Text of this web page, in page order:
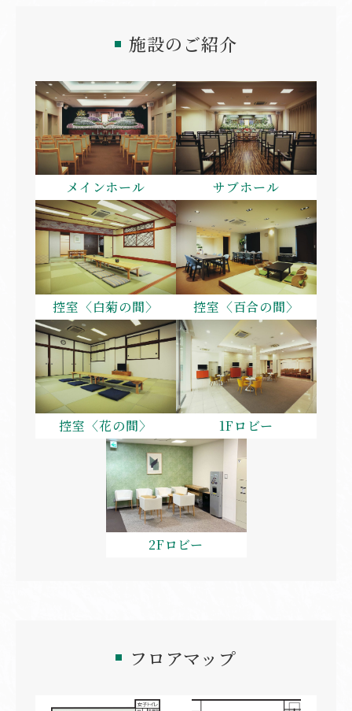
施設のご紹介
メインホール サブホール
控室〈白菊の間〉 控室〈百合の間〉
控室〈花の間〉 1Fロビー
2Fロビー
フロアマップ